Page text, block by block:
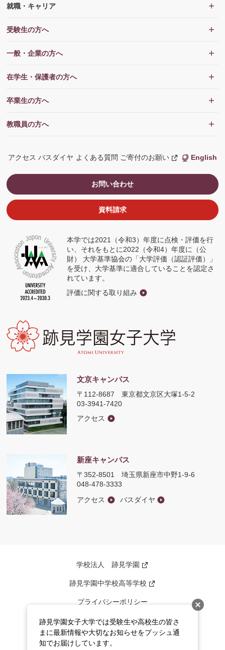
文京キャンパス
〒112-8687東京都文京区大塚1-5-2
03-3941-7420
アクセス
新座キャンパス
〒352-8501埼玉県新座市中野1-9-6
048-478-3333
アクセス
バスダイヤ
本学では2021（令和3）年度に点検・評価を行
い、それをもとに2022（令和4）年度に（公
財） 大学基準協会の「大学評価（認証評価）」
を受け、大学基準に適合していることを認定さ
れています。
評価に関する取り組み
就職・キャリア
受験生の方へ
一般・企業の方へ
在学生・保護者の方へ
卒業生の方へ
教職員の方へ
アクセス バスダイヤ よくある質問 ご寄付のお願い
新
し
ド
開
English
お問い合わせ
資料請求
学校法人 跡見学園
新
ウ
で
開
く
跡見学園中学校高等学校
新
ン
ド
ウ
プライバシーポリシー
このサイトについて
サイトマップ
跡見学園女子大学では受験生や高校生の皆さ
まに最新情報や大切なお知らせをプッシュ通
知でお届けしています。